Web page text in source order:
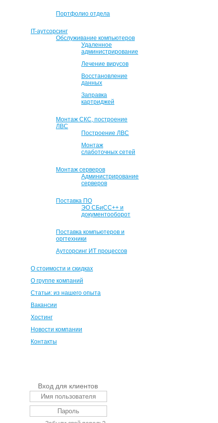
Портфолио отдела
IT-аутсорсинг
Обслуживание компьютеров
Удаленное
администрирование
Лечение вирусов
Восстановление
данных
Заправка
картриджей
Монтаж СКС, построение
ЛВС
Построение ЛВС
Монтаж
слаботочных сетей
Монтаж серверов
Администрирование
серверов
Поставка ПО
ЭО СБиСС++ и
документооборот
Поставка компьютеров и
оргтехники
Аутсорсинг ИТ процессов
О стоимости и скидках
О группе компаний
Статьи: из нашего опыта
Вакансии
Хостинг
Новости компании
Контакты
Вход для клиентов